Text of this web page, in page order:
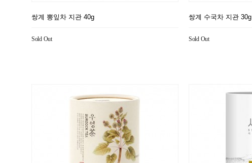
쌍계 뽕잎차 지관 40g
Sold Out
쌍계 수국차 지관 30g
Sold Out